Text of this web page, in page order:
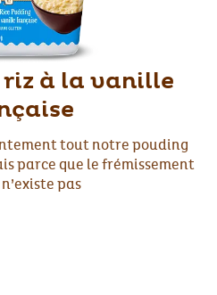
riz à la vanille
tout notre pouding
parce que le frémissement
pas